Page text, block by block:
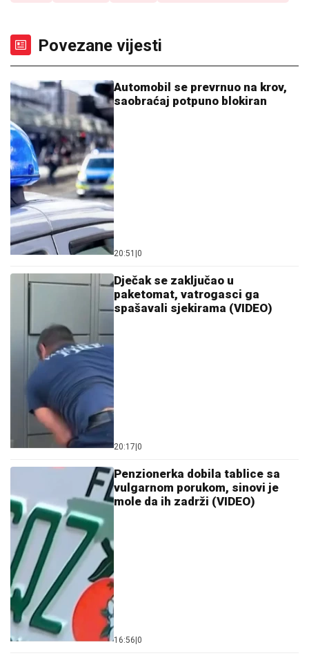
Povezane vijesti
Automobil se prevrnuo na krov,
saobraćaj potpuno blokiran
20:51 |0
Dječak se zaključao u
paketomat, vatrogasci ga
spašavali sjekirama (VIDEO)
20:17|0
Penzionerka dobila tablice sa
vulgarnom porukom, sinovi je
mole da ih zadrži (VIDEO)
16:56|0